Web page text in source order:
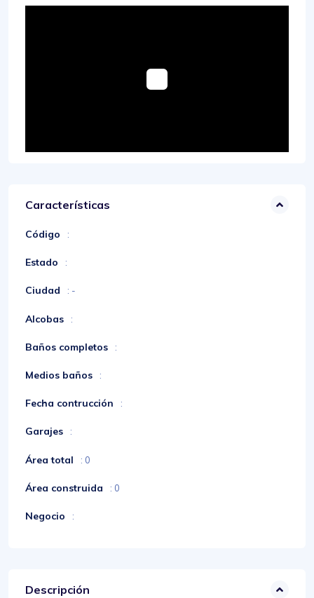
Características
Código :
Estado :
Ciudad : -
Alcobas :
Baños completos :
Medios baños :
Fecha contrucción :
Garajes :
Área total : 0
Área construida : 0
Negocio :
Descripción